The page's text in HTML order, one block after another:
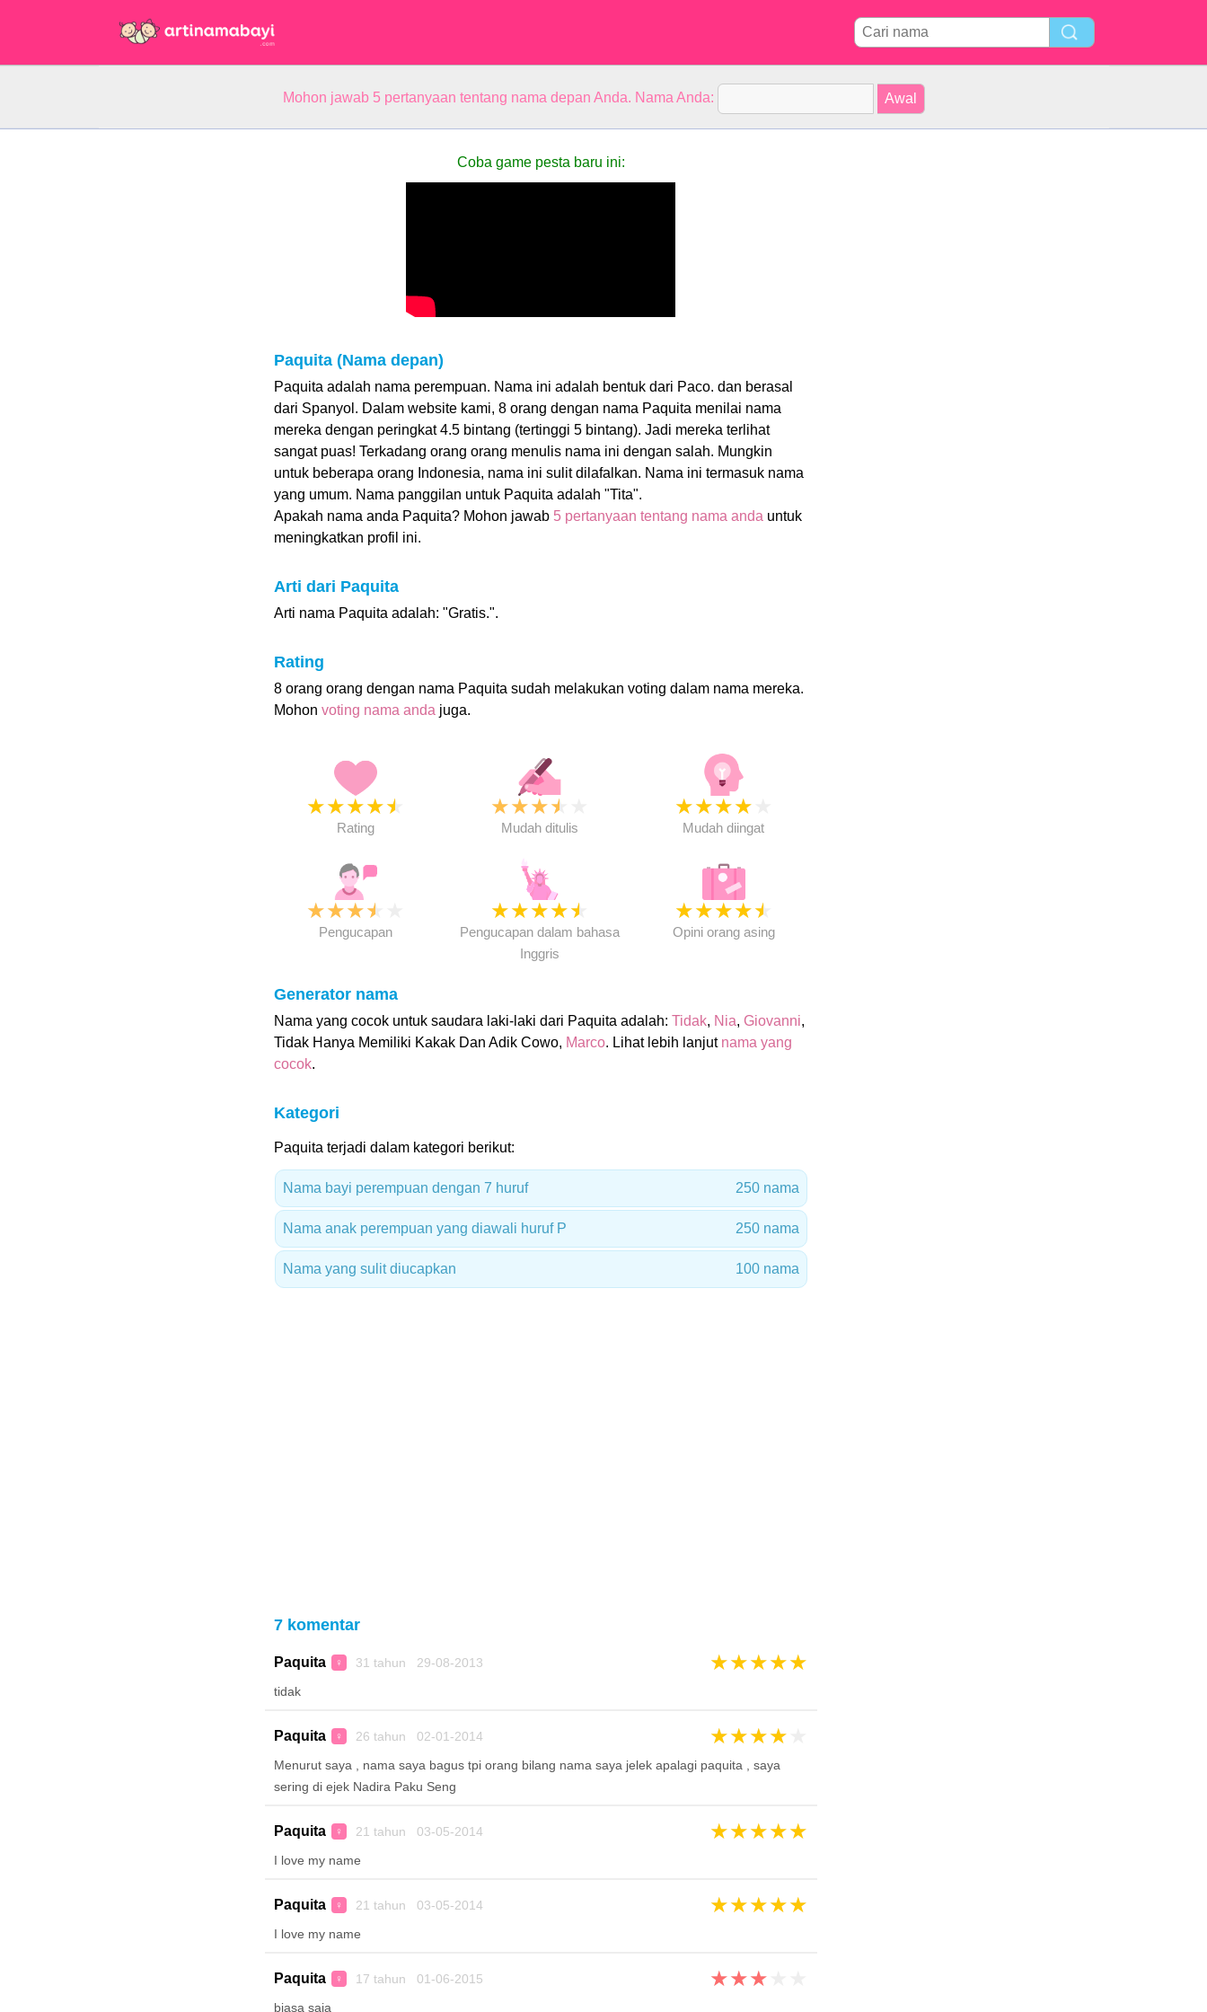
Mohon jawab 5 pertanyaan tentang nama depan Anda. Nama Anda:
Coba game pesta baru ini:
Paquita (Nama depan)
Paquita adalah nama perempuan. Nama ini adalah bentuk dari Paco. dan berasal
dari Spanyol. Dalam website kami, 8 orang dengan nama Paquita menilai nama
mereka dengan peringkat 4.5 bintang (tertinggi 5 bintang). Jadi mereka terlihat
sangat puas! Terkadang orang orang menulis nama ini dengan salah. Mungkin
untuk beberapa orang Indonesia, nama ini sulit dilafalkan. Nama ini termasuk nama
yang umum. Nama panggilan untuk Paquita adalah "Tita".
Apakah nama anda Paquita? Mohon jawab 5 pertanyaan tentang nama anda untuk
meningkatkan profil ini.
Arti dari Paquita
Arti nama Paquita adalah: "Gratis.".
Rating
8 orang orang dengan nama Paquita sudah melakukan voting dalam nama mereka.
Mohon voting nama anda juga.
★★★★★
Rating
★★★★
Mudah ditulis
★★★★
Mudah diingat
★★★★
Pengucapan
★★★★★
Pengucapan dalam bahasa
Inggris
★★★★★
Opini orang asing
Generator nama
Nama yang cocok untuk saudara laki-laki dari Paquita adalah: Tidak, Nia, Giovanni,
Tidak Hanya Memiliki Kakak Dan Adik Cowo, Marco. Lihat lebih lanjut nama yang
cocok.
Kategori
Paquita terjadi dalam kategori berikut:
Nama bayi perempuan dengan 7 huruf 250 nama
Nama anak perempuan yang diawali huruf P 250 nama
Nama yang sulit diucapkan 100 nama
7 komentar
Paquita ♀ 31 tahun 29-08-2013 ★★★★★
tidak
Paquita ♀ 26 tahun 02-01-2014 ★★★★
Menurut saya , nama saya bagus tpi orang bilang nama saya jelek apalagi paquita , saya
sering di ejek Nadira Paku Seng
Paquita ♀ 21 tahun 03-05-2014 ★★★★★
I love my name
Paquita ♀ 21 tahun 03-05-2014 ★★★★★
I love my name
Paquita ♀ 17 tahun 01-06-2015 ★★★
biasa saja